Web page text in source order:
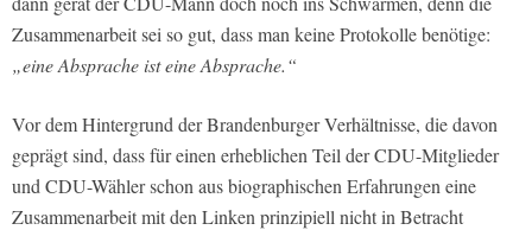
Zusammenarbeit sei so gut, dass man keine Protokolle benötige:
„eine Absprache ist eine Absprache.“
Vor dem Hintergrund der Brandenburger Verhältnisse, die davon
geprägt sind, dass für einen erheblichen Teil der CDU-Mitglieder
und CDU-Wähler schon aus biographischen Erfahrungen eine
Zusammenarbeit mit den Linken prinzipiell nicht in Betracht